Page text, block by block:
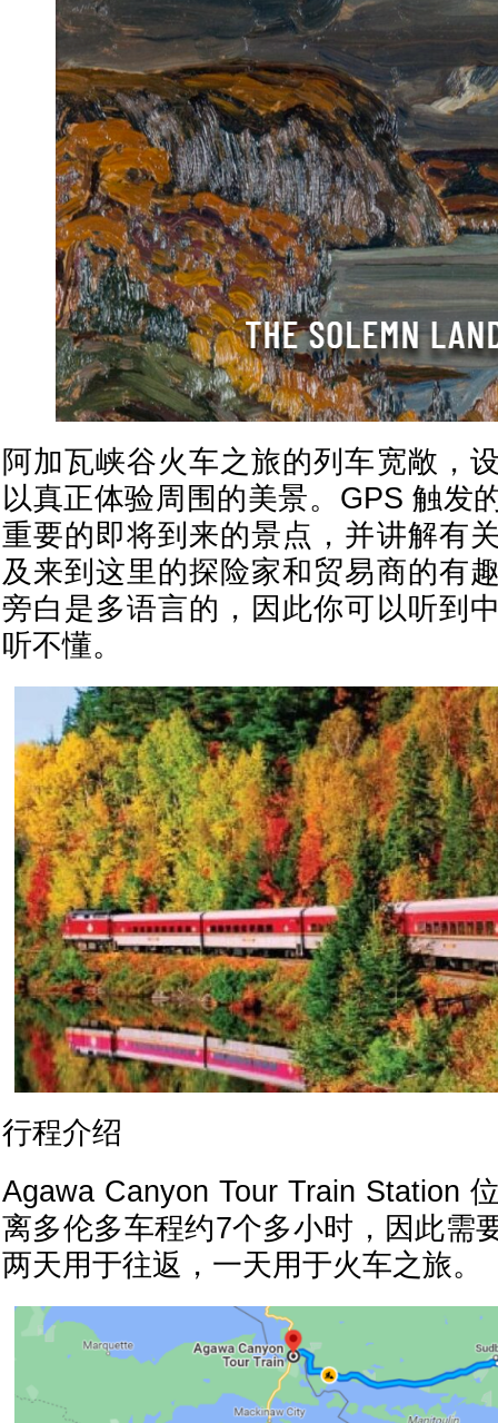
阿加瓦峡谷火车之旅的列车宽敞，
以真正体验周围的美景。GPS 触发
重要的即将到来的景点，并讲解有
及来到这里的探险家和贸易商的有
旁白是多语言的，因此你可以听到
听不懂。
行程介绍
Agawa Canyon Tour Train Station
离多伦多车程约7个多小时，因此需
两天用于往返，一天用于火车之旅。